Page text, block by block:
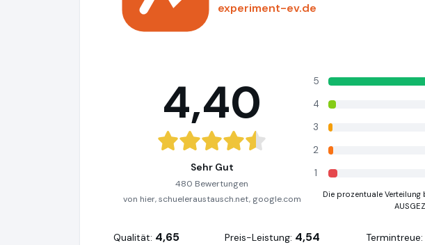
experiment-ev.de
4,40
Sehr Gut
480 Bewertungen
von hier, schueleraustausch.net, google.com
5
4
3
2
1
Die prozentuale
Qualität: 4,65 Preis-Leistung: 4,54 Termintreue: